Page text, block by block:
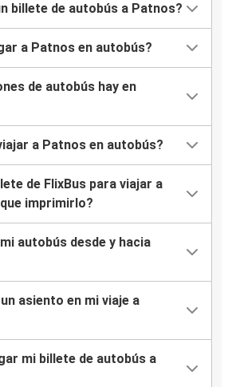
billete de autobús a Patnos?
a Patnos en autobús?
de autobús hay en
a Patnos en autobús?
de FlixBus para viajar a
imprimirlo?
autobús desde y hacia
asiento en mi viaje a
mi billete de autobús a